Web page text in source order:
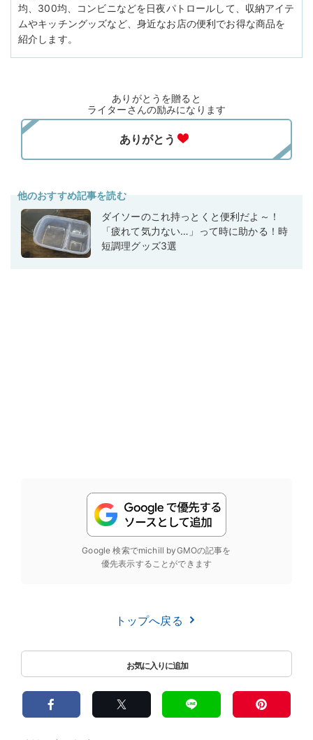
均、300均、コンビニなどを日夜パトロールして、収納アイテ
ムやキッチングッズなど、身近なお店の便利でお得な商品を
紹介します。
ありがとうを贈ると
ライターさんの励みになります
他のおすすめ記事を読む
ダイソーのこれ持っとくと便利だよ～！
「疲れて気力ない…」って時に助かる！時
短調理グッズ3選
Google 検索でmichill byGMOの記事を
優先表示することができます
トップへ戻る